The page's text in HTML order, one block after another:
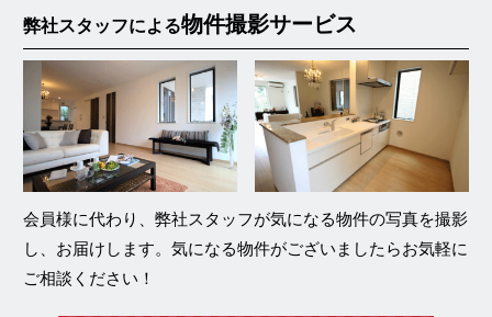
弊社スタッフによる物件撮影サービス
会員様に代わり、弊社スタッフが気になる物件の写真を撮影
し、お届けします。気になる物件がございましたらお気軽に
ご相談ください！